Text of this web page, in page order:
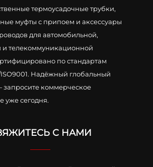
термоусадочные трубки,
муфты с припоем и аксессуары
для автомобильной,
и телекоммуникационной
по стандартам
ISO9001. Надёжный глобальный
коммерческое
уже сегодня.
С НАМИ